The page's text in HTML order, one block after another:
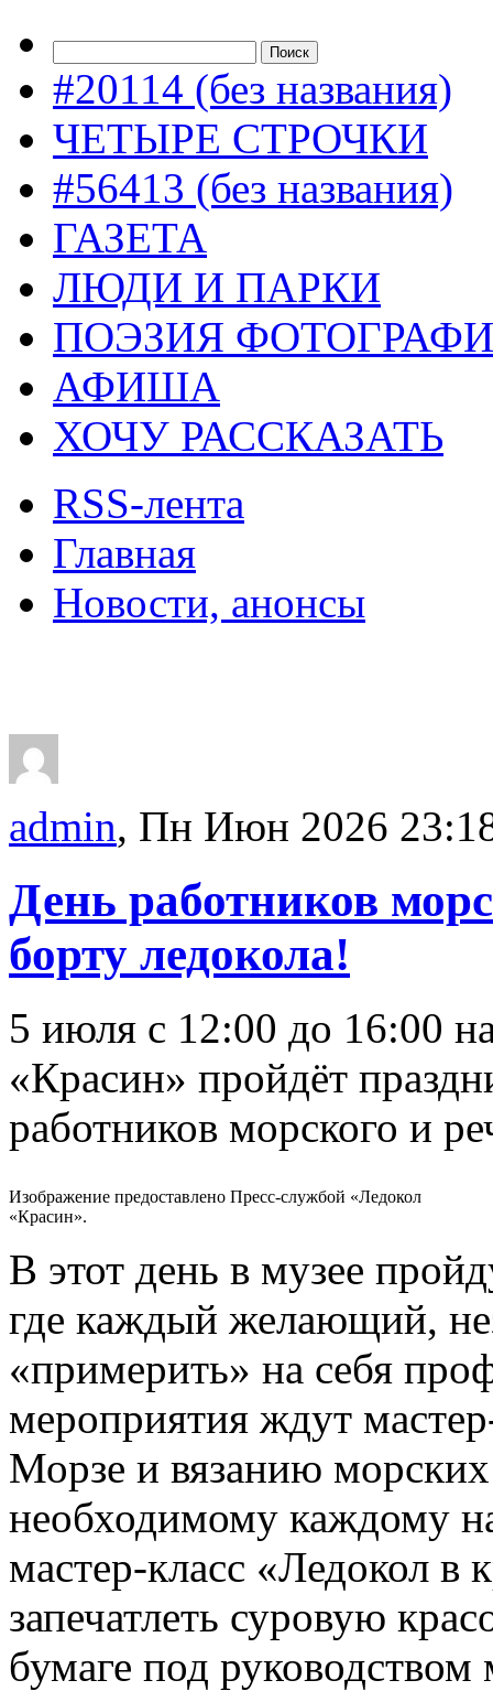
#20114 (без названия)
ЧЕТЫРЕ СТРОЧКИ
#56413 (без названия)
ГАЗЕТА
ЛЮДИ И ПАРКИ
ПОЭЗИЯ
АФИША
ХОЧУ РАССКАЗАТЬ
RSS-лента
Главная
Новости, анонсы
admin, Пн Июн 2026
День работников
борту ледокола!
5 июля с 12:00 до 16:00
«Красин» пройдёт
работников морского и
Изображение предоставлено Пресс-службой «Ледокол
«Красин».
В этот день в музее
где каждый желающий,
«примерить» на себя
мероприятия ждут
Морзе и вязанию
необходимому каждому
мастер-класс «Ледокол в
запечатлеть суровую
бумаге под руководством